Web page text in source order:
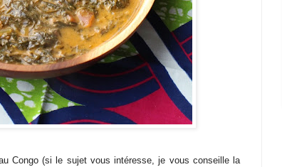
Congo (si le sujet vous intéresse, je vous conseille la